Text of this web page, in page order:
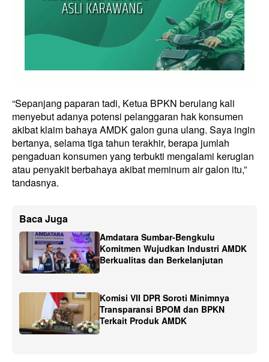
“Sepanjang paparan tadi, Ketua BPKN berulang kali
menyebut adanya potensi pelanggaran hak konsumen
akibat klaim bahaya AMDK galon guna ulang. Saya ingin
bertanya, selama tiga tahun terakhir, berapa jumlah
pengaduan konsumen yang terbukti mengalami kerugian
atau penyakit berbahaya akibat meminum air galon itu,”
tandasnya.
Baca Juga
Amdatara Sumbar-Bengkulu
Komitmen Wujudkan Industri AMDK
Berkualitas dan Berkelanjutan
Komisi VII DPR Soroti Minimnya
Transparansi BPOM dan BPKN
Terkait Produk AMDK